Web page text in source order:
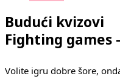
Budući kvizovi
Fighting games
Volite igru dobre šore,